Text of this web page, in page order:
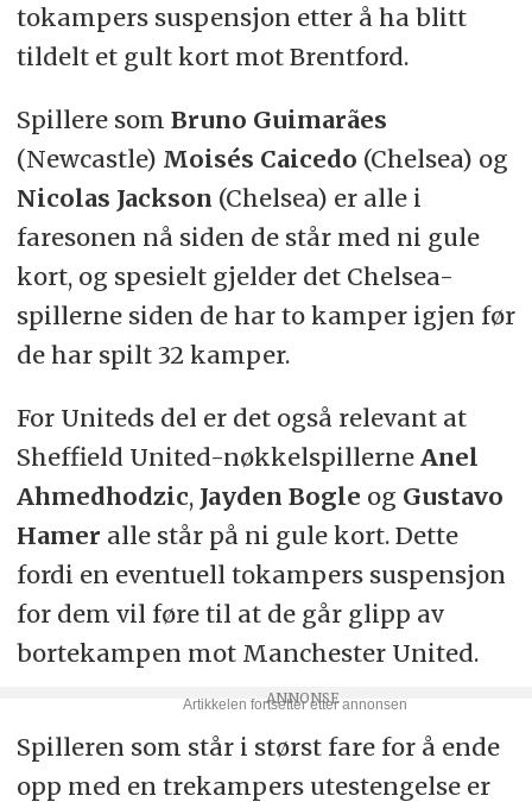
tokampers suspensjon etter å ha blitt
tildelt et gult kort mot Brentford.
Spillere som Bruno Guimarães
(Newcastle) Moisés Caicedo (Chelsea) og
Nicolas Jackson (Chelsea) er alle i
faresonen nå siden de står med ni gule
kort, og spesielt gjelder det Chelsea-
spillerne siden de har to kamper igjen før
de har spilt 32 kamper.
For Uniteds del er det også relevant at
Sheffield United-nøkkelspillerne Anel
Ahmedhodzic, Jayden Bogle og Gustavo
Hamer alle står på ni gule kort. Dette
fordi en eventuell tokampers suspensjon
for dem vil føre til at de går glipp av
bortekampen mot Manchester United.
Spilleren som står i størst fare for å ende
opp med en trekampers utestengelse er